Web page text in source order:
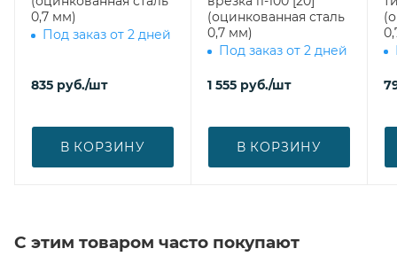
0,7 мм)
Под заказ от 2 дней
835 руб./шт
В КОРЗИНУ
(оцинкованная сталь
0,7 мм)
Под заказ от 2 дней
1 555 руб./шт
В КОРЗИНУ
С этим товаром часто покупают